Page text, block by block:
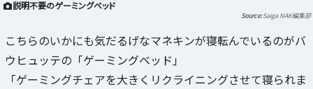
説明不要のゲーミングベッド
Saiga NAK編集部
こちらのいかにも気だるげなマネキンが寝転んでいるのがバ
ウヒュッテの「ゲーミングベッド」
「ゲーミングチェアを大きくリクライニングさせて寝られま